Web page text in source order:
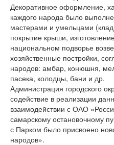
Декоративное оформление,
каждого народа было
мастерами и умельцами
покрытие крыши,
национальном подворье
хозяйственные постройки,
народов: амбар, конюшня,
пасека, колодцы, бани и др.
Администрация городского
содействие в реализации
взаимодействии с ОАО
самарскому остановочному
с Парком было присвоено
народов».